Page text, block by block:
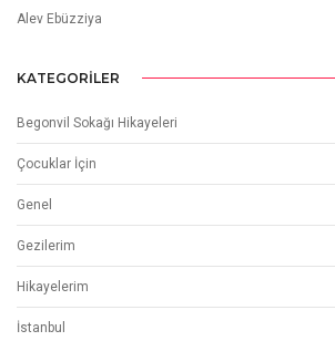
Alev Ebüzziya
KATEGORILER
Begonvil Sokağı Hikayeleri
Çocuklar İçin
Genel
Gezilerim
Hikayelerim
İstanbul